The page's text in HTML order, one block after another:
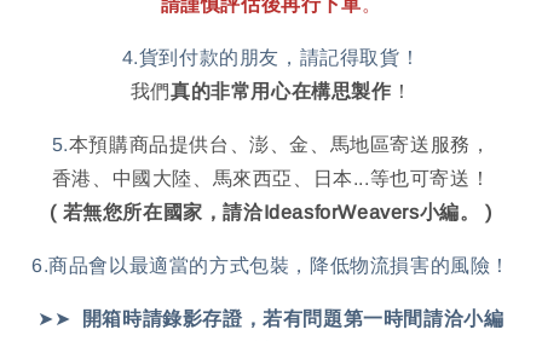
請謹慎評估後再行下單。
4.貨到付款的朋友，請記得取貨！
我們真的非常用心在構思製作 ！
5.本預購商品提供台、澎、金、馬地區寄送服務，
香港、中國大陸、馬來西亞、日本...等也可寄送！
( 若無您所在國家，請洽IdeasforWeavers小編。 )
6.商品會以最適當的方式包裝，降低物流損害的風險！
➤➤ 開箱時請錄影存證，若有問題第一時間請洽小編